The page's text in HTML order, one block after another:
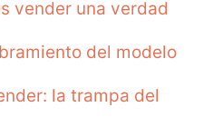
vender una verdad
del modelo
la trampa del